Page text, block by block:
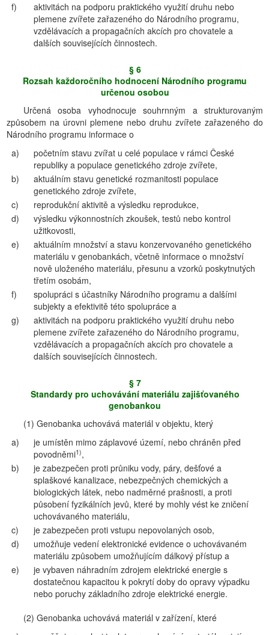
f)
aktivitách na podporu praktického využití druhu nebo
plemene zvířete zařazeného do Národního programu,
vzdělávacích a propagačních akcích pro chovatele a
dalších souvisejících činnostech.
§ 6
Rozsah každoročního hodnocení Národního programu
určenou osobou
Určená osoba vyhodnocuje souhrnným a strukturovaným
způsobem na úrovni plemene nebo druhu zvířete zařazeného do
Národního programu informace o
a)
početním stavu zvířat u celé populace v rámci České
republiky a populace genetického zdroje zvířete,
b)
aktuálním stavu genetické rozmanitosti populace
genetického zdroje zvířete,
c)
reprodukční aktivitě a výsledku reprodukce,
d)
výsledku výkonnostních zkoušek, testů nebo kontrol
užitkovosti,
e)
aktuálním množství a stavu konzervovaného genetického
materiálu v genobankách, včetně informace o množství
nově uloženého materiálu, přesunu a vzorků poskytnutých
třetím osobám,
f)
spolupráci s účastníky Národního programu a dalšími
subjekty a efektivitě této spolupráce a
g)
aktivitách na podporu praktického využití druhu nebo
plemene zvířete zařazeného do Národního programu,
vzdělávacích a propagačních akcích pro chovatele a
dalších souvisejících činnostech.
§ 7
Standardy pro uchovávání materiálu zajišťovaného
genobankou
(1) Genobanka uchovává materiál v objektu, který
a)
je umístěn mimo záplavové území, nebo chráněn před
povodněmi1),
b)
je zabezpečen proti průniku vody, páry, dešťové a
splaškové kanalizace, nebezpečných chemických a
biologických látek, nebo nadměrné prašnosti, a proti
působení fyzikálních jevů, které by mohly vést ke zničení
uchovávaného materiálu,
c)
je zabezpečen proti vstupu nepovolaných osob,
d)
umožňuje vedení elektronické evidence o uchovávaném
materiálu způsobem umožňujícím dálkový přístup a
e)
je vybaven náhradním zdrojem elektrické energie s
dostatečnou kapacitou k pokrytí doby do opravy výpadku
nebo poruchy základního zdroje elektrické energie.
(2) Genobanka uchovává materiál v zařízení, které